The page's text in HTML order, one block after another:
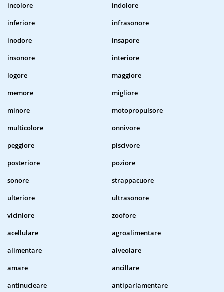
incolore
indolore
inferiore
infrasonore
inodore
insapore
insonore
interiore
logore
maggiore
memore
migliore
minore
motopropulsore
multicolore
onnivore
peggiore
piscivore
posteriore
poziore
sonore
strappacuore
ulteriore
ultrasonore
viciniore
zoofore
acellulare
agroalimentare
alimentare
alveolare
amare
ancillare
antinucleare
antiparlamentare